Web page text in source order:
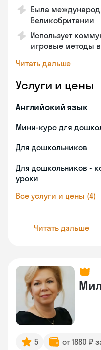
Была
Великобритании
Использует
игровые методы
Читать дальше
Услуги и цены
Английский язык
Мини-курс для
Для дошкольников
Для дошкольников -
уроки
Все услуги и цены (4)
Читать дальше
5 от 1880 ₽